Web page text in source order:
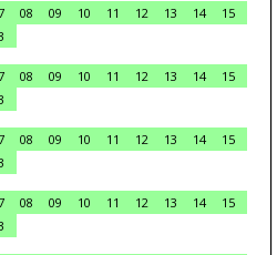
08 09 10 11 12 13 14
15
08 09 10 11 12 13 14
15
08 09 10 11 12 13 14
15
08 09 10 11 12 13 14
15